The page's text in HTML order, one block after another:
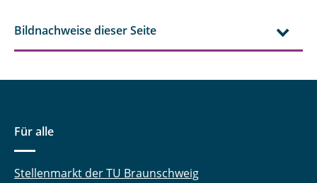
Bildnachweise dieser Seite
Für alle
Stellenmarkt der TU Braunschweig